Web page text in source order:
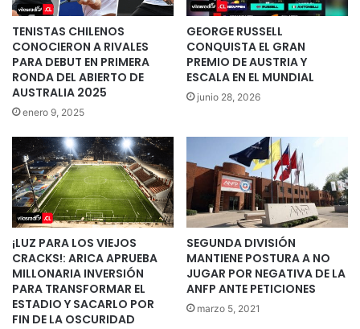
TENISTAS CHILENOS
CONOCIERON A RIVALES
PARA DEBUT EN PRIMERA
RONDA DEL ABIERTO DE
AUSTRALIA 2025
enero 9, 2025
GEORGE RUSSELL
CONQUISTA EL GRAN
PREMIO DE AUSTRIA Y
ESCALA EN EL MUNDIAL
junio 28, 2026
¡LUZ PARA LOS VIEJOS
CRACKS!: ARICA APRUEBA
MILLONARIA INVERSIÓN
PARA TRANSFORMAR EL
ESTADIO Y SACARLO POR
FIN DE LA OSCURIDAD
SEGUNDA DIVISIÓN
MANTIENE POSTURA A NO
JUGAR POR NEGATIVA DE LA
ANFP ANTE PETICIONES
marzo 5, 2021